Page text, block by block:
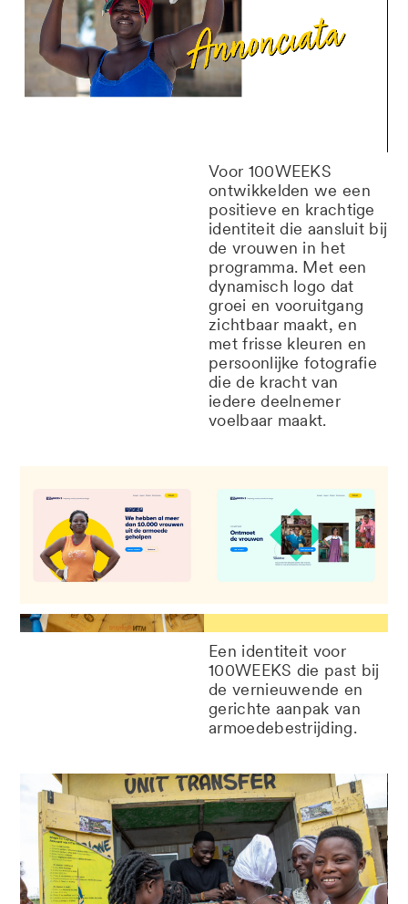
Voor 100WEEKS
ontwikkelden we een
positieve en krachtige
identiteit die aansluit bij
de vrouwen in het
programma. Met een
dynamisch logo dat
groei en vooruitgang
zichtbaar maakt, en
met frisse kleuren en
persoonlijke fotografie
die de kracht van
iedere deelnemer
voelbaar maakt.
Een identiteit voor
100WEEKS die past bij
de vernieuwende en
gerichte aanpak van
armoedebestrijding.